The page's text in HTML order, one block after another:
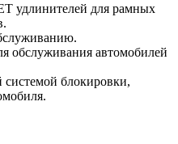
для рамных
обслуживания автомобилей
блокировки,